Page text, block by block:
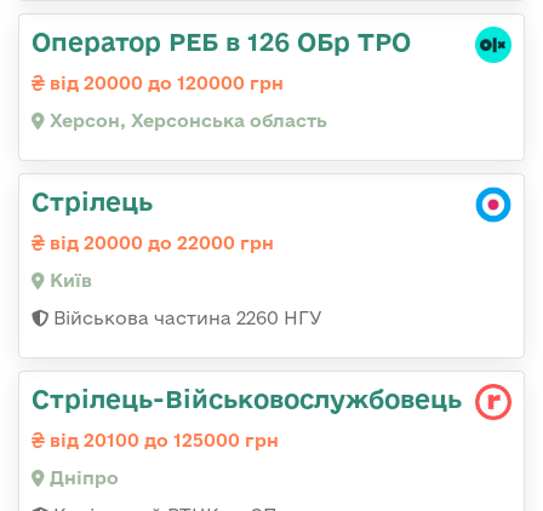
Оператор РЕБ в 126 ОБр ТРО
від 20000 до 120000 грн
Херсон, Херсонська область
Стрілець
від 20000 до 22000 грн
Київ
Військова частина 2260 НГУ
Стрілець-Військовослужбовець
від 20100 до 125000 грн
Дніпро